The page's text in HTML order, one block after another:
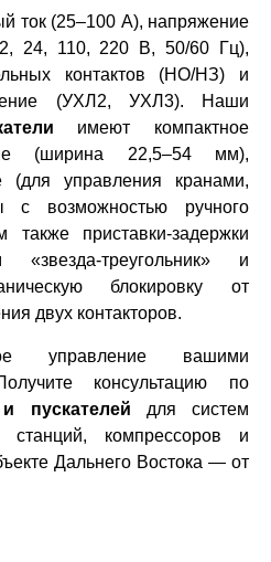
ток (25–100 А), напряжение
24, 110, 220 В, 50/60 Гц),
контактов (НО/НЗ) и
(УХЛ2, УХЛ3). Наши
имеют компактное
(ширина 22,5–54 мм),
(для управления кранами,
с возможностью ручного
также приставки-задержки
треугольник» и
блокировку от
двух контакторов.
управление вашими
консультацию по
пускателей для систем
станций, компрессоров и
Дальнего Востока — от